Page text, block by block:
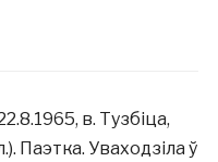
в. Тузбіца,
Паэтка. Уваходзіла ў